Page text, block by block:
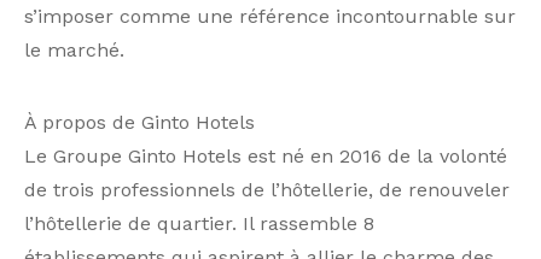
s’imposer comme une référence incontournable sur
le marché.
À propos de Ginto Hotels
Le Groupe Ginto Hotels est né en 2016 de la volonté
de trois professionnels de l’hôtellerie, de renouveler
l’hôtellerie de quartier. Il rassemble 8